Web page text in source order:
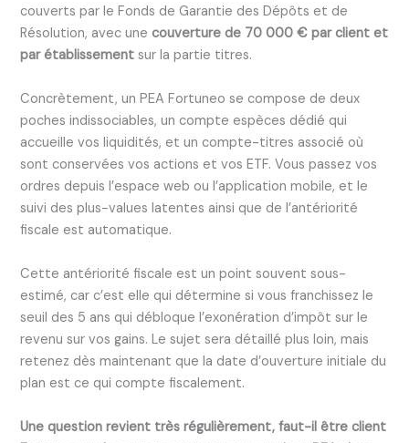
couverts par le Fonds de Garantie des Dépôts et de
Résolution, avec unecouverture de 70 000 € par client et
par établissement sur la partie titres.
Concrètement, un PEA Fortuneo se compose de deux
poches indissociables, un compte espèces dédié qui
accueille vos liquidités, et un compte-titres associé où
sont conservées vos actions et vos ETF. Vous passez vos
ordres depuis l’espace web ou l’application mobile, et le
suivi des plus-values latentes ainsi que de l’antériorité
fiscale est automatique.
Cette antériorité fiscale est un point souvent sous-
estimé, car c’est elle qui détermine si vous franchissez le
seuil des 5 ans qui débloque l’exonération d’impôt sur le
revenu sur vos gains. Le sujet sera détaillé plus loin, mais
retenez dès maintenant que la date d’ouverture initiale du
plan est ce qui compte fiscalement.
Une question revient très régulièrement, faut-il être client